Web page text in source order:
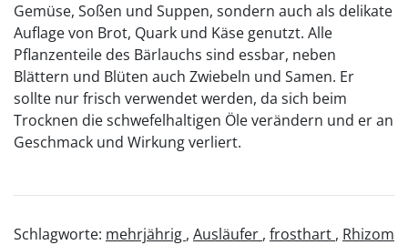
Gemüse, Soßen und Suppen, sondern auch als delikate
Auflage von Brot, Quark und Käse genutzt. Alle
Pflanzenteile des Bärlauchs sind essbar, neben
Blättern und Blüten auch Zwiebeln und Samen. Er
sollte nur frisch verwendet werden, da sich beim
Trocknen die schwefelhaltigen Öle verändern und er an
Geschmack und Wirkung verliert.
Schlagworte: mehrjährig , Ausläufer , frosthart , Rhizom